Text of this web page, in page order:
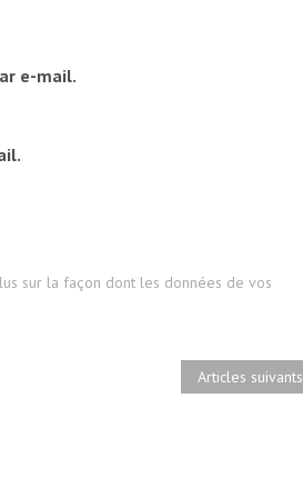
e-mail.
sur la façon dont les données de vos
Articles suivants